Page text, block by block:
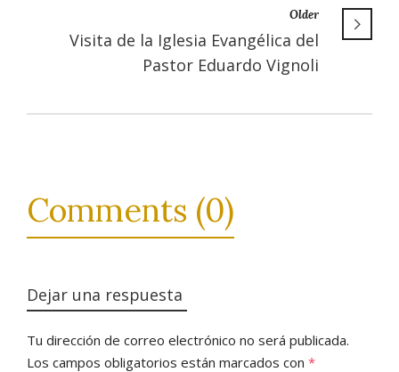
Older
Visita de la Iglesia Evangélica del
Pastor Eduardo Vignoli
Comments (0)
Dejar una respuesta
Tu dirección de correo electrónico no será publicada.
Los campos obligatorios están marcados con *